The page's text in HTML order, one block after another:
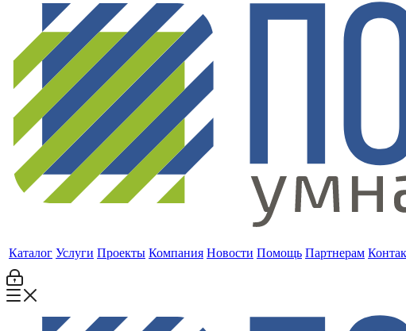
Каталог Услуги Проекты Компания Новости Помощь Партнерам